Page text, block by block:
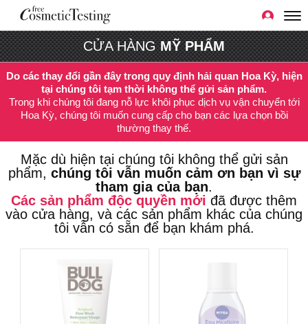
CỬA HÀNGMỸ PHẨM
Do các thay đổi gần đây trong quy định hải quan Hoa Kỳ, hiện
tại chúng tôi tạm thời không thể gửi sản phẩm.
Trong khi chúng tôi đang nỗ lực khôi phục dịch vụ vận chuyển tới
Hoa Kỳ, chúng tôi muốn cung cấp cho bạn các lựa chọn bồi
thường thay thế.
Mặc dù hiện tại chúng tôi không thể gửi sản
phẩm, chúng tôi vẫn muốn cảm ơn bạn vì sự
tham gia của bạn.
Các sản phẩm độc quyền mới đã được thêm
vào cửa hàng, và các sản phẩm khác của chúng
tôi vẫn có sẵn để bạn khám phá.